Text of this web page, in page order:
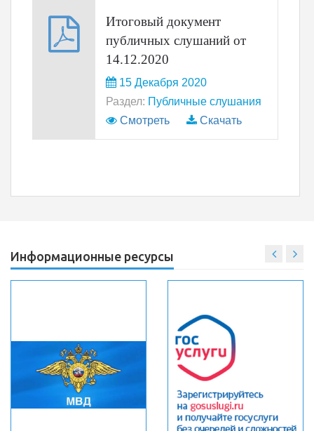
Итоговый документ
публичных слушаний от
14.12.2020
15 Декабря 2020
Раздел: Публичные слушания
Смотреть
Скачать
Информационные ресурсы